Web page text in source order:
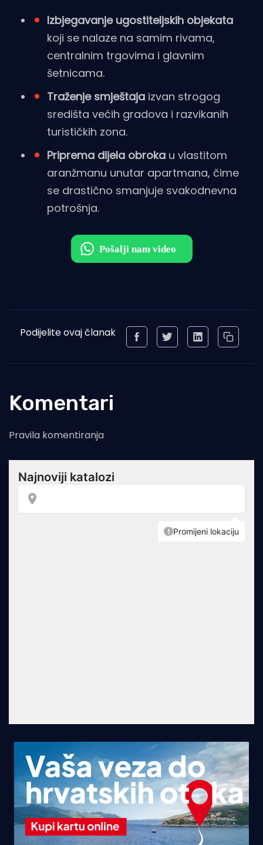
Izbjegavanje ugostiteljskih objekata
koji se nalaze na samim rivama,
centralnim trgovima i glavnim
šetnicama.
Traženje smještaja izvan strogog
središta većih gradova i razvikanih
turističkih zona.
Priprema dijela obroka u vlastitom
aranžmanu unutar apartmana, čime
se drastično smanjuje svakodnevna
potrošnja.
Podijelite ovaj članak
Komentari
Pravila komentiranja